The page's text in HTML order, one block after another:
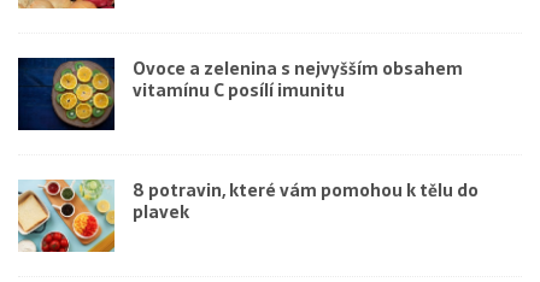
Ovoce a zelenina s nejvyšším obsahem
vitamínu C posílí imunitu
8 potravin, které vám pomohou k tělu do
plavek